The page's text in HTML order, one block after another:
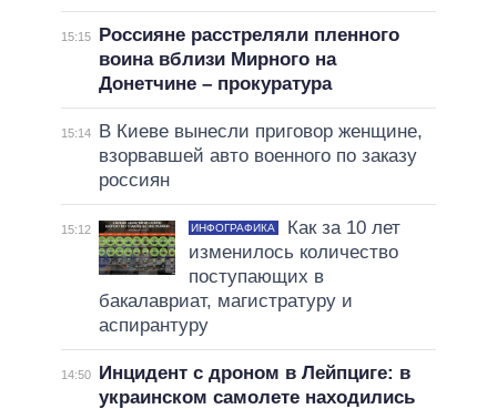
15:15
Россияне расстреляли пленного
воина вблизи Мирного на
Донетчине – прокуратура
15:14
В Киеве вынесли приговор женщине,
взорвавшей авто военного по заказу
россиян
15:12 ИНФОГРАФИКА
Как за 10 лет
изменилось количество
поступающих в
бакалавриат, магистратуру и
аспирантуру
14:50
Инцидент с дроном в Лейпциге: в
украинском самолете находились